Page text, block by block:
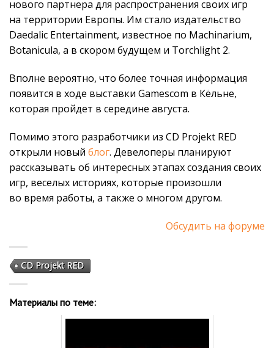
нового партнера для распространения своих игр
на территории Европы. Им стало издательство
Daedalic Entertainment, известное по Machinarium,
Botanicula, а в скором будущем и Torchlight 2.
Вполне вероятно, что более точная информация
появится в ходе выставки Gamescom в Кёльне,
которая пройдет в середине августа.
Помимо этого разработчики из CD Projekt RED
открыли новый блог. Девелоперы планируют
рассказывать об интересных этапах создания своих
игр, веселых историях, которые произошли
во время работы, а также о многом другом.
Обсудить на форуме
CD Projekt RED
Материалы по теме: